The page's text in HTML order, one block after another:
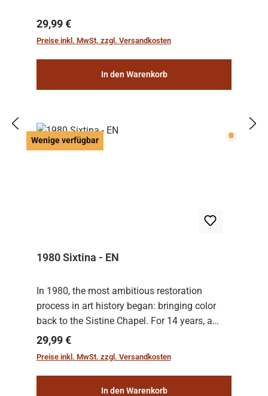
Regulärer Preis:
29,99 €
Preise inkl. MwSt. zzgl. Versandkosten
In den Warenkorb
Wenige verfügbar Wenige
1980 Sixtina - EN
In 1980, the most ambitious restoration
process in art history began: bringing color
back to the Sistine Chapel. For 14 years, a
team of experts from the Vatican undertook
the meticulous job of cleaning and
Regulärer Preis:
29,99 €
Preise inkl. MwSt. zzgl. Versandkosten
In den Warenkorb